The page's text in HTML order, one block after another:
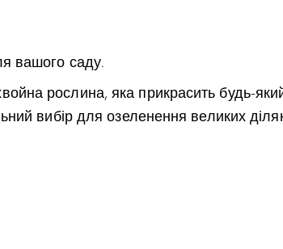
вашого саду.
рослина, яка прикрасить будь-який
вибір для озеленення великих